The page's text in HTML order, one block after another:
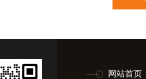
网站首页